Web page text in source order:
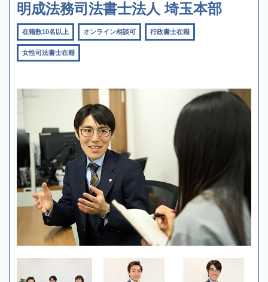
明成法務司法書士法人 埼玉本部
在籍数10名以上 オンライン相談可 行政書士在籍
女性司法書士在籍